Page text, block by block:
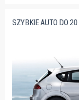
SZYBKIE AUTO DO